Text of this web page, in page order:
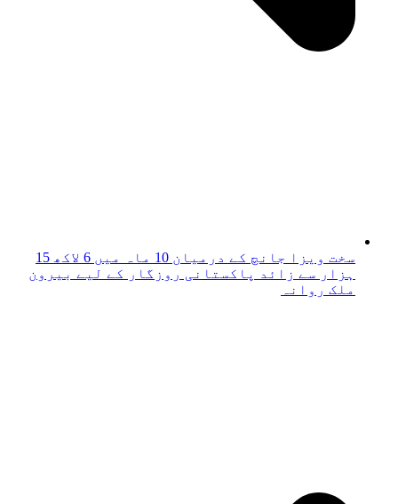
سخت ویزا جانچ کے درمیان 10 ماہ میں 6 لاکھ 15
ہزار سے زائد پاکستانی روزگار کے لیے بیرون
ملک روانہ